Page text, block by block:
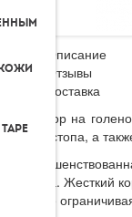
Описание
Отзывы
Доставка
Фиксатор на
голеностопа, а
латекса. Жесткий
этом не